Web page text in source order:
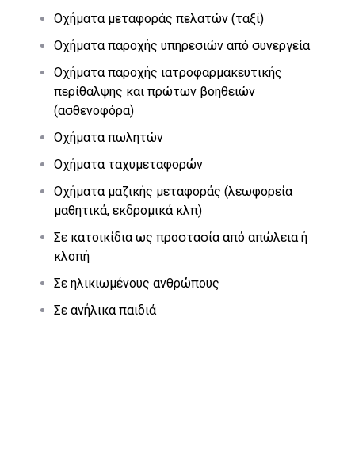
Οχήματα μεταφοράς πελατών (ταξί)
Οχήματα παροχής υπηρεσιών από συνεργεία
Οχήματα παροχής ιατροφαρμακευτικής
περίθαλψης και πρώτων βοηθειών
(ασθενοφόρα)
Οχήματα πωλητών
Οχήματα ταχυμεταφορών
Οχήματα μαζικής μεταφοράς (λεωφορεία
μαθητικά, εκδρομικά κλπ)
Σε κατοικίδια ως προστασία από απώλεια ή
κλοπή
Σε ηλικιωμένους ανθρώπους
Σε ανήλικα παιδιά